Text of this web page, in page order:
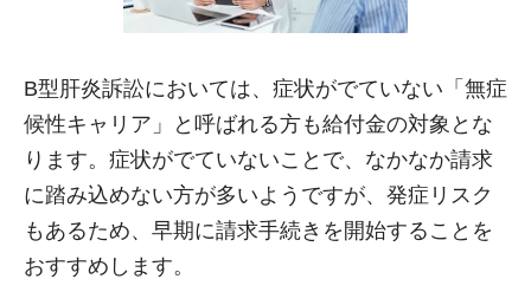
B型肝炎訴訟においては、症状がでていない「無症
候性キャリア」と呼ばれる方も給付金の対象とな
ります。症状がでていないことで、なかなか請求
に踏み込めない方が多いようですが、発症リスク
もあるため、早期に請求手続きを開始することを
おすすめします。